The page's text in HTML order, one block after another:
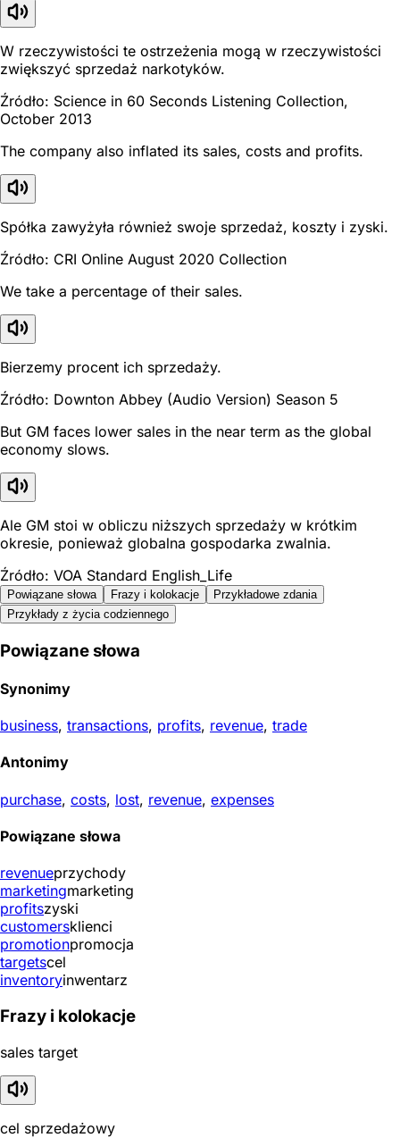
W rzeczywistości te ostrzeżenia mogą w rzeczywistości
zwiększyć sprzedaż narkotyków.
Źródło: Science in 60 Seconds Listening Collection,
October 2013
The company also inflated its sales, costs and profits.
Spółka zawyżyła również swoje sprzedaż, koszty i zyski.
Źródło: CRI Online August 2020 Collection
We take a percentage of their sales.
Bierzemy procent ich sprzedaży.
Źródło: Downton Abbey (Audio Version) Season 5
But GM faces lower sales in the near term as the global
economy slows.
Ale GM stoi w obliczu niższych sprzedaży w krótkim
okresie, ponieważ globalna gospodarka zwalnia.
Źródło: VOA Standard English_Life
Powiązane słowa Frazy i kolokacje
Przykładowe zdania
Przykłady z życia codziennego
Powiązane słowa
Synonimy
business, transactions, profits, revenue, trade
Antonimy
purchase, costs, lost, revenue, expenses
Powiązane słowa
revenueprzychody
marketingmarketing
profitszyski
customersklienci
promotionpromocja
targetscel
inventoryinwentarz
Frazy i kolokacje
sales target
cel sprzedażowy